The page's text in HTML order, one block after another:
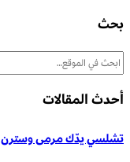
بحث
أحدث المقالات
تشلسي يدّك مرمى وسترن